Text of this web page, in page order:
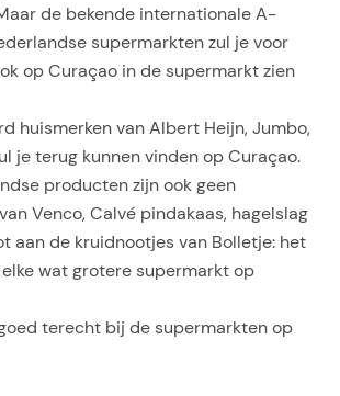
de bekende internationale A-
supermarkten zul je voor
op Curaçao in de supermarkt zien
huismerken van Albert Heijn, Jumbo,
je terug kunnen vinden op Curaçao.
producten zijn ook geen
Venco, Calvé pindakaas, hagelslag
aan de kruidnootjes van Bolletje: het
wat grotere supermarkt op
terecht bij de supermarkten op